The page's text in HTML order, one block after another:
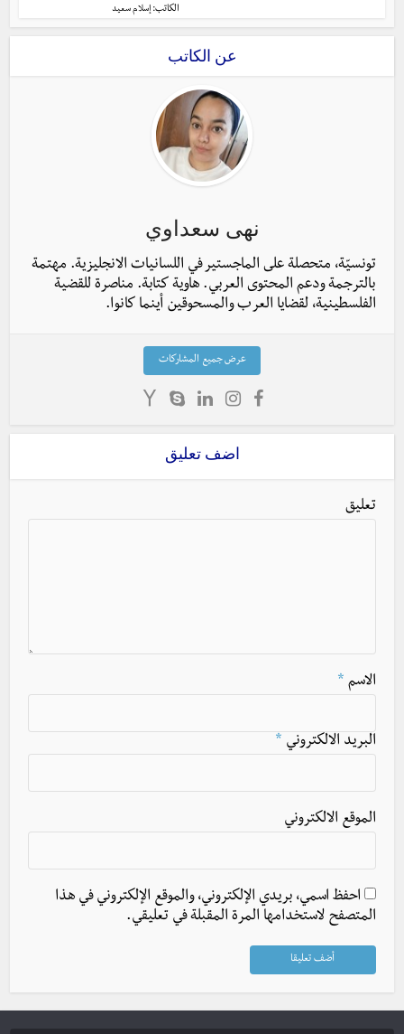
الكاتب: إسلام سعيد
عن الكاتب
نهى سعداوي
تونسيّة، متحصلة على الماجستير في اللسانيات الانجليزية. مهتمة
بالترجمة ودعم المحتوى العربي. هاوية كتابة. مناصرة للقضية
الفلسطينية، لقضايا العرب والمسحوقين أينما كانوا.
عرض جميع المشاركات
اضف تعليق
تعليق
الاسم *
البريد الالكتروني *
الموقع الالكتروني
احفظ اسمي، بريدي الإلكتروني، والموقع الإلكتروني في هذا
المتصفح لاستخدامها المرة المقبلة في تعليقي.